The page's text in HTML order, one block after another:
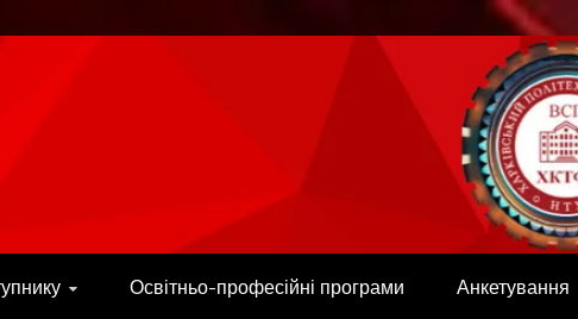
Освітньо-професійні програми Анкетування